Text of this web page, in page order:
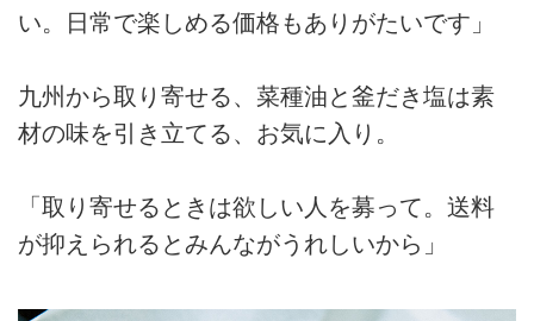
い。日常で楽しめる価格もありがたいです」
九州から取り寄せる、菜種油と釜だき塩は素
材の味を引き立てる、お気に入り。
「取り寄せるときは欲しい人を募って。送料
が抑えられるとみんながうれしいから」